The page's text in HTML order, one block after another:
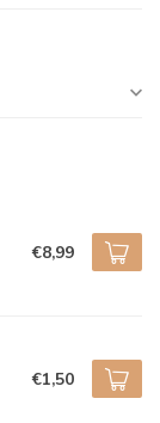
€8,99
€1,50